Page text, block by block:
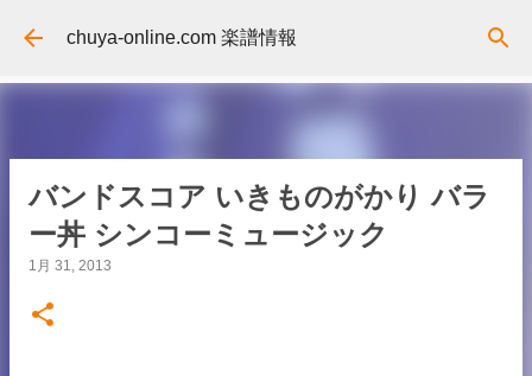
スキップしてメイン コンテンツに移動
chuya-online.com 楽譜情報
バンドスコア いきものがかり バラ
ー丼 シンコーミュージック
1月 31, 2013